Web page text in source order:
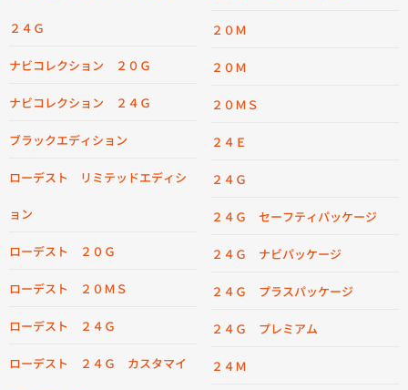
２４Ｇ
ナビコレクション ２０Ｇ
ナビコレクション ２４Ｇ
ブラックエディション
ローデスト リミテッドエディシ
ョン
ローデスト ２０Ｇ
ローデスト ２０ＭＳ
ローデスト ２４Ｇ
ローデスト ２４Ｇ カスタマイ
２０Ｍ
２０Ｍ
２０ＭＳ
２４Ｅ
２４Ｇ
２４Ｇ セーフティパッケージ
２４Ｇ ナビパッケージ
２４Ｇ プラスパッケージ
２４Ｇ プレミアム
２４Ｍ